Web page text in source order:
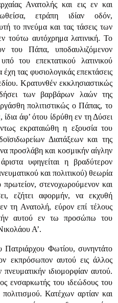
Ανατολής και εις εν και
ετράπη ιδίαν οδόν,
το πνεύμα και τας τάσεις των
τούτω αυτόχρημα λατινική. Το
του Πάπα, υποδαυλιζόμενον
του επεκτατικού λατινικού
τας φυσιολογικάς επεκτάσεις
Κρατυνθέν εκκλησιαστικώς
των βαρβάρων λαών της
πολιτιστικώς ο Πάπας, το
άφ’ ότου ίδρύθη εν τη Δύσει
εκραταιώθη η εξουσία του
Διατάξεων και της
προσλάβη και κοσμικήν αίγλην
υφηγείται η βραδύτερον
και πολιτικού) θεωρία
στενοχωρούμενον και
εζήτει αφορμήν, να εκχυθή
τη Ανατολή, εύρον επί τέλους
αυτού εν τω προσώπω του
Α’.
Φωτίου, συνηντάτο
εκπρόσωπον αυτού εις άλλος
ιδιομορφίαν αυτού.
ενσαρκωτής του ιδεώδους του
πολιτισμού. Κατέχων αρτίαν και